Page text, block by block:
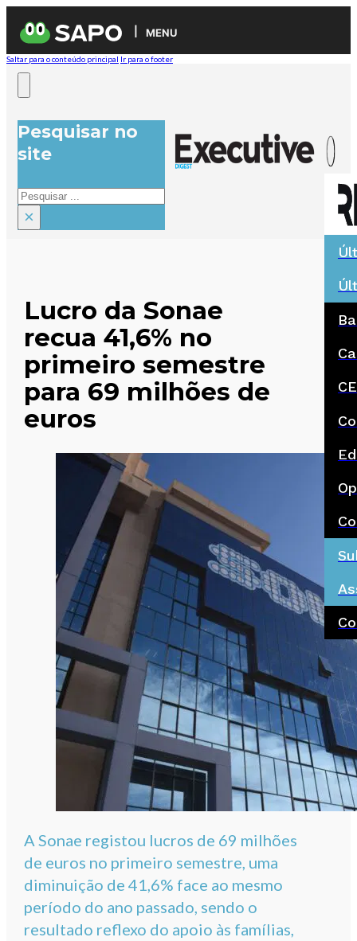
MENU
Saltar para o conteúdo principal Ir para o footer
Pesquisar no
site
Pesquisar
×
Lucro da Sonae
recua 41,6% no
primeiro semestre
para 69 milhões de
euros
A Sonae registou lucros de 69 milhões
de euros no primeiro semestre, uma
diminuição de 41,6% face ao mesmo
período do ano passado, sendo o
resultado reflexo do apoio às famílias,